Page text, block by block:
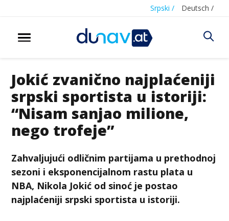
Srpski / Deutsch /
Jokić zvanično najplaćeniji
srpski sportista u istoriji:
“Nisam sanjao milione,
nego trofeje”
Zahvaljujući odličnim partijama u prethodnoj
sezoni i eksponencijalnom rastu plata u
NBA, Nikola Jokić od sinoć je postao
najplaćeniji srpski sportista u istoriji.